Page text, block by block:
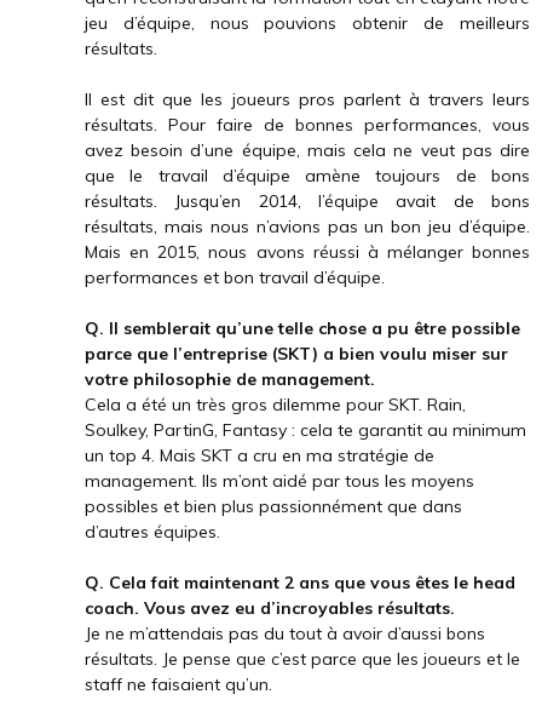
jeu d’équipe, nous pouvions obtenir de meilleurs
résultats.
Il est dit que les joueurs pros parlent à travers leurs
résultats. Pour faire de bonnes performances, vous
avez besoin d’une équipe, mais cela ne veut pas dire
que le travail d’équipe amène toujours de bons
résultats. Jusqu’en 2014, l’équipe avait de bons
résultats, mais nous n’avions pas un bon jeu d’équipe.
Mais en 2015, nous avons réussi à mélanger bonnes
performances et bon travail d’équipe.
Q. Il semblerait qu’une telle chose a pu être possible
parce que l’entreprise (SKT) a bien voulu miser sur
votre philosophie de management.
Cela a été un très gros dilemme pour SKT. Rain,
Soulkey, PartinG, Fantasy : cela te garantit au minimum
un top 4. Mais SKT a cru en ma stratégie de
management. Ils m’ont aidé par tous les moyens
possibles et bien plus passionnément que dans
d’autres équipes.
Q. Cela fait maintenant 2 ans que vous êtes le head
coach. Vous avez eu d’incroyables résultats.
Je ne m’attendais pas du tout à avoir d’aussi bons
résultats. Je pense que c’est parce que les joueurs et le
staff ne faisaient qu’un.